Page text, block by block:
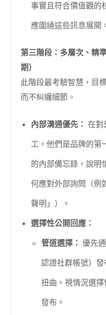
事實且符合價值觀的
應圍繞這些訊息展開
第三階段：多層次、精
期）
此階段最考驗智慧，目
而不糾纏細節。
內部溝通優先： 在對
工。他們是品牌的第
的內部備忘錄，說明
何應對外部詢問（例
聲明」）。
選擇性公開回應：
管道選擇： 優先
認證社群帳號）
扭曲。視情況選
發布。